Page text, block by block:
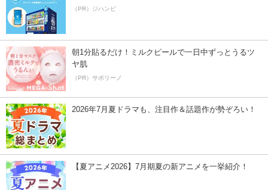
（PR）ジハンピ
朝1分貼るだけ！ミルクピールで一日中ずっとうるツ
ヤ肌
（PR）サボリーノ
2026年7月夏ドラマも、注目作＆話題作が勢ぞろい！
【夏アニメ2026】7月期夏の新アニメを一挙紹介！